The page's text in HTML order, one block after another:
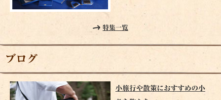
特集一覧
ブログ
小旅行や散策におすすめの小